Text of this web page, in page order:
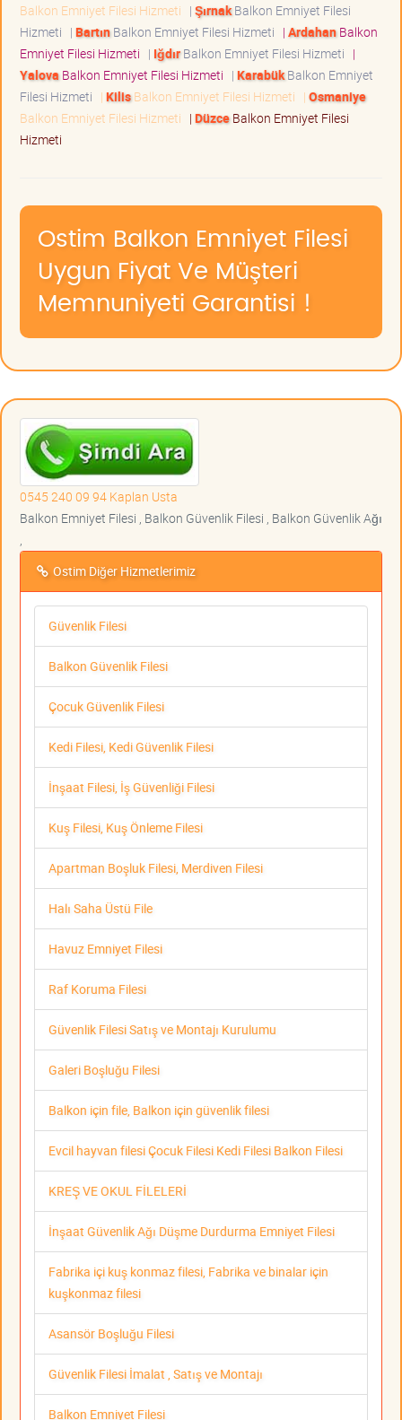
Balkon Emniyet Filesi Hizmeti | ŞırnakBalkon Emniyet Filesi
Hizmeti | BartınBalkon Emniyet Filesi Hizmeti | ArdahanBalkon
Emniyet Filesi Hizmeti | IğdırBalkon Emniyet Filesi Hizmeti |
Yalova Balkon Emniyet Filesi Hizmeti | KarabükBalkon Emniyet
Filesi Hizmeti | KilisBalkon Emniyet Filesi Hizmeti | Osmaniye
Balkon Emniyet Filesi Hizmeti | DüzceBalkon Emniyet Filesi
Hizmeti
Ostim Balkon Emniyet Filesi
Uygun Fiyat Ve Müşteri
Memnuniyeti Garantisi !
0545 240 09 94 Kaplan Usta
Balkon Emniyet Filesi , Balkon Güvenlik Filesi , Balkon Güvenlik Ağı
,
Ostim Diğer Hizmetlerimiz
Güvenlik Filesi
Balkon Güvenlik Filesi
Çocuk Güvenlik Filesi
Kedi Filesi, Kedi Güvenlik Filesi
İnşaat Filesi, İş Güvenliği Filesi
Kuş Filesi, Kuş Önleme Filesi
Apartman Boşluk Filesi, Merdiven Filesi
Halı Saha Üstü File
Havuz Emniyet Filesi
Raf Koruma Filesi
Güvenlik Filesi Satış ve Montajı Kurulumu
Galeri Boşluğu Filesi
Balkon için file, Balkon için güvenlik filesi
Evcil hayvan filesi Çocuk Filesi Kedi Filesi Balkon Filesi
KREŞ VE OKUL FİLELERİ
İnşaat Güvenlik Ağı Düşme Durdurma Emniyet Filesi
Fabrika içi kuş konmaz filesi, Fabrika ve binalar için
kuşkonmaz filesi
Asansör Boşluğu Filesi
Güvenlik Filesi İmalat , Satış ve Montajı
Balkon Emniyet Filesi